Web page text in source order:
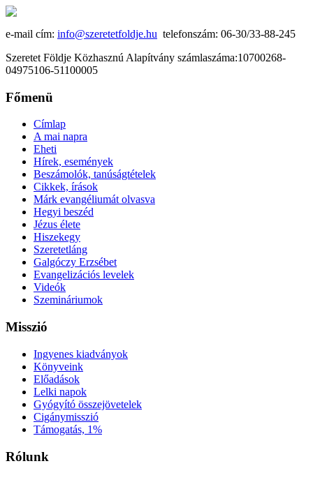
e-mail cím: info@szeretetfoldje.hu telefonszám: 06-30/33-88-245
Szeretet Földje Közhasznú Alapítvány számlaszáma:10700268-
04975106-51100005
Főmenü
Címlap
A mai napra
Eheti
Hírek, események
Beszámolók, tanúságtételek
Cikkek, írások
Márk evangéliumát olvasva
Hegyi beszéd
Jézus élete
Hiszekegy
Szeretetláng
Galgóczy Erzsébet
Evangelizációs levelek
Videók
Szemináriumok
Misszió
Ingyenes kiadványok
Könyveink
Előadások
Lelki napok
Gyógyító összejövetelek
Cigánymisszió
Támogatás, 1%
Rólunk